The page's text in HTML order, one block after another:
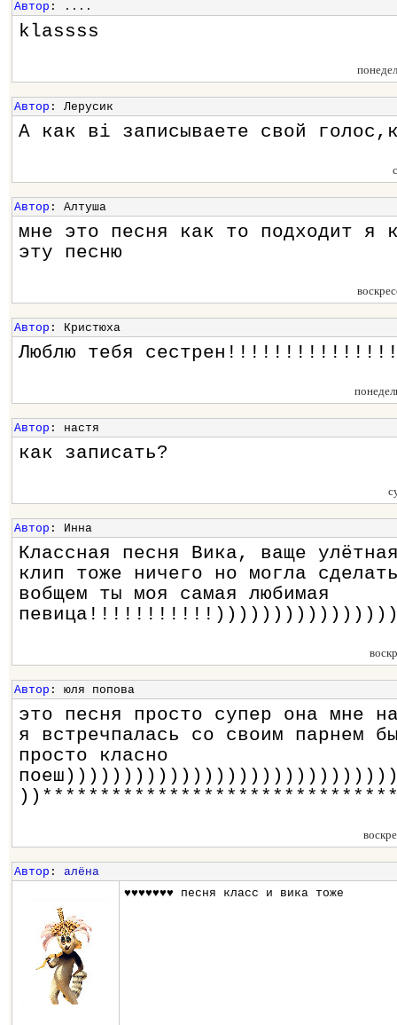
Автор : ....
klassss
Автор : Лерусик
А как ві записываете свой
Автор : Алтуша
мне это песня как то подходит я
эту песню
Автор : Кристюха
Люблю тебя
Автор : настя
как записать?
Автор : Инна
Классная песня Вика, ваще
клип тоже ничего но могла
вобщем ты моя самая любимая
Автор : юля попова
это песня просто супер она мне
я встречпалась со своим парнем
просто класно
Автор : алёна
♥♥♥♥♥♥♥ песня класс и вика тоже